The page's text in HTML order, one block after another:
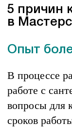
5 причин
в
Опыт
В процессе
работе с
вопросы для
сроков